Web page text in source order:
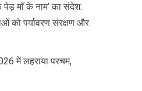
पेड़ माँ के नाम’ का संदेश:
को पर्यावरण संरक्षण और
में लहराया परचम,